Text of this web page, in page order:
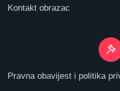
Kontakt obrazac
Pravna obavijest i politika